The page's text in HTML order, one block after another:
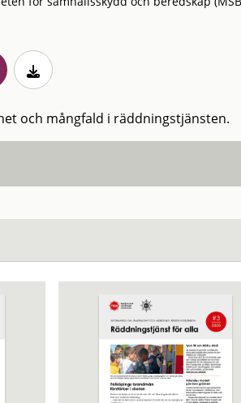
och mångfald i räddningstjänsten.